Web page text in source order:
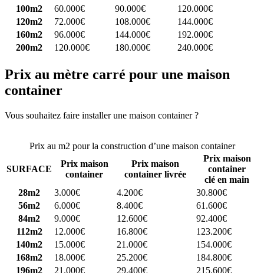
100m2
60.000€ 90.000€
120.000€
120m2
72.000€ 108.000€
144.000€
160m2
96.000€ 144.000€
192.000€
200m2
120.000€ 180.000€ 240.000€
Prix au mètre carré pour une maison
container
Vous souhaitez faire installer une maison container ?
Prix au m2 pour la construction d’une maison container
SURFACE
Prix maison
container
Prix maison
container livrée
Prix maison
container
clé en main
28m2
3.000€ 4.200€
30.800€
56m2
6.000€ 8.400€
61.600€
84m2
9.000€ 12.600€
92.400€
112m2
12.000€ 16.800€
123.200€
140m2
15.000€ 21.000€
154.000€
168m2
18.000€ 25.200€
184.800€
196m2
21.000€ 29.400€ 215.600€